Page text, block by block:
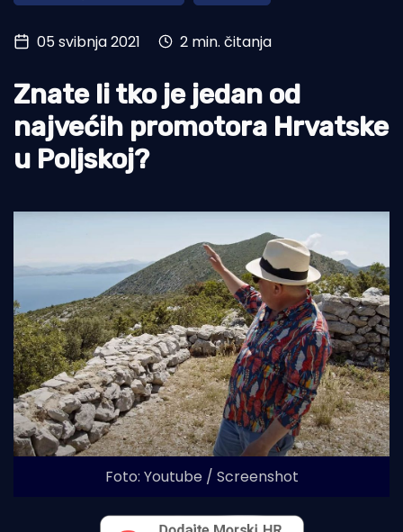
Turizam i nautika
Pomorstvo
Ekologija
Tradicija i kultura
05 svibnja 2021 2 min. čitanja
Znate li tko je jedan od
najvećih promotora Hrvatske
u Poljskoj?
Foto: Youtube / Screenshot